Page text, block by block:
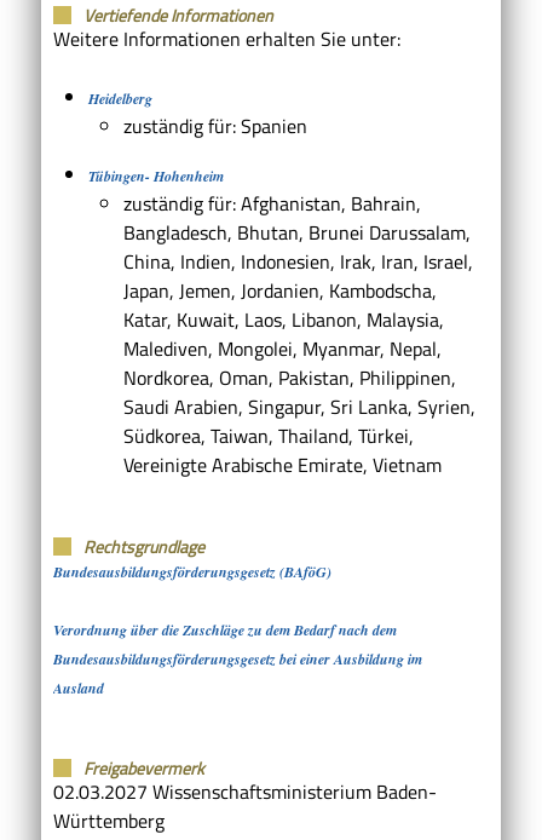
Vertiefende Informationen
Weitere Informationen erhalten Sie unter:
Heidelberg
zuständig für: Spanien
Tübingen- Hohenheim
zuständig für: Afghanistan, Bahrain,
Bangladesch, Bhutan, Brunei Darussalam,
China, Indien, Indonesien, Irak, Iran, Israel,
Japan, Jemen, Jordanien, Kambodscha,
Katar, Kuwait, Laos, Libanon, Malaysia,
Malediven, Mongolei, Myanmar, Nepal,
Nordkorea, Oman, Pakistan, Philippinen,
Saudi Arabien, Singapur, Sri Lanka, Syrien,
Südkorea, Taiwan, Thailand, Türkei,
Vereinigte Arabische Emirate, Vietnam
Rechtsgrundlage
Bundesausbildungsförderungsgesetz (BAföG)
Verordnung über die Zuschläge zu dem Bedarf nach dem
Bundesausbildungsförderungsgesetz bei einer Ausbildung im
Ausland
Freigabevermerk
02.03.2027 Wissenschaftsministerium Baden-
Württemberg